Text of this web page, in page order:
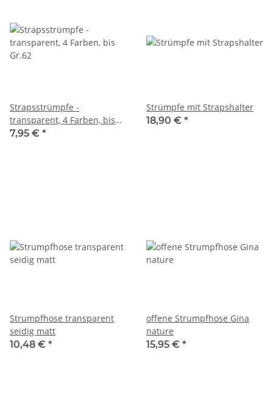
Strapsstrümpfe -
transparent, 4 Farben, bis
Gr.62
7,95 € *
Strümpfe mit Strapshalter
18,90 € *
Strumpfhose transparent
seidig matt
10,48 € *
offene Strumpfhose Gina
nature
15,95 € *